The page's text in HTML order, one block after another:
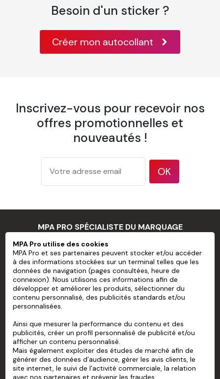
Humidité en
De 15 à 80 % d’humidité relative
Non inflammable
Certifié conforme aux normes
incendie classe A B1 EN 13501 et M1
Besoin d'un sticker ?
Créer mon autocollant
Inscrivez-vous pour recevoir nos
offres promotionnelles et
nouveautés !
OK
MPA PRO SPÉCIALISTE DU MARQUAGE
MPA PRO
NOS SERVICES
MON COMPTE
AIDE
A PROPOS
MPA Pro utilise des cookies
MPA Pro et ses partenaires peuvent stocker et/ou accéder
à des informations stockées sur un terminal telles que les
données de navigation (pages consultées, heure de
connexion). Nous utilisons ces informations afin de
développer et améliorer les produits, sélectionner du
contenu personnalisé, des publicités standards et/ou
personnalisées.
Ainsi que mesurer la performance du contenu et des
publicités, créer un profil personnalisé de publicité et/ou
afficher un contenu personnalisé.
Mais également exploiter des études de marché afin de
générer des données d’audience, gérer les avis clients, le
site internet, le suivi de l’activité commerciale, la relation
avec nos partenaires et prévenir les fraudes.